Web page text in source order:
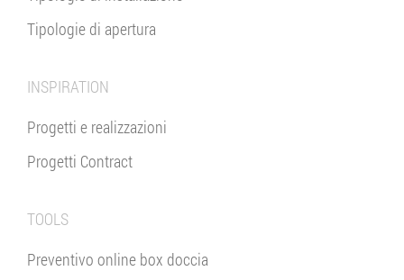
Tipologie di apertura
INSPIRATION
Progetti e realizzazioni
Progetti Contract
TOOLS
Preventivo online box doccia